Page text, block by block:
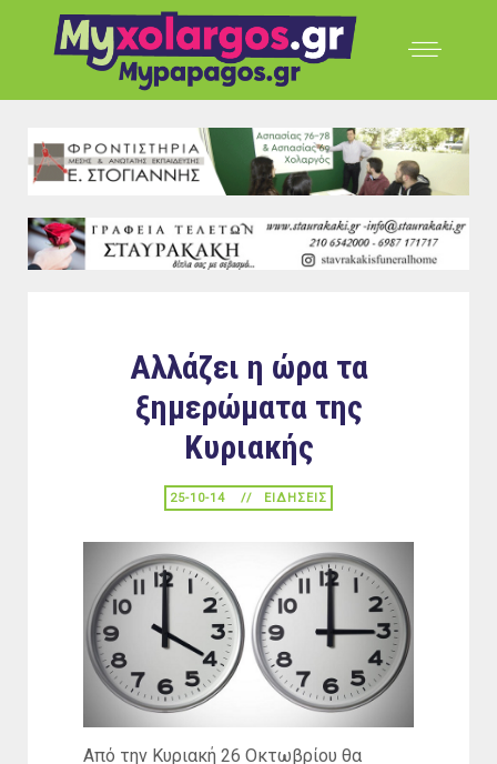
Αλλάζει η ώρα τα
ξημερώματα της
Κυριακής
25-10-14 ΕΙΔΉΣΕΙΣ
Από την Κυριακή 26 Οκτωβρίου θα